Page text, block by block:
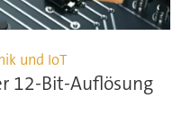
und IoT
12-Bit-Auflösung